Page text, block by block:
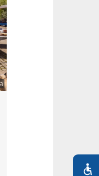
Nordstadt